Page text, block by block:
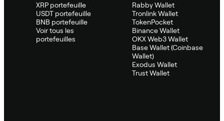
XRP portefeuille
USDT portefeuille
BNB portefeuille
Voir tous les
portefeuilles
Rabby Wallet
Tronlink Wallet
TokenPocket
Binance Wallet
OKX Web3 Wallet
Base Wallet (Coinbase
Wallet)
Exodus Wallet
Trust Wallet